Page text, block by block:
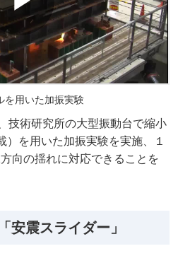
を用いた加振実験
技術研究所の大型振動台で縮小
）を用いた加振実験を実施、１
向の揺れに対応できることを
安震スライダー」